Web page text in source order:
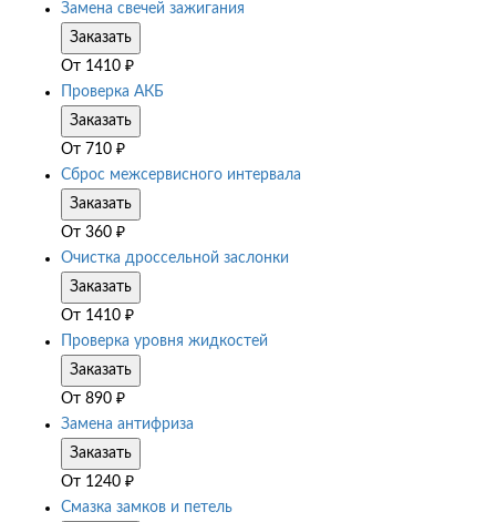
Замена свечей зажигания
Заказать
От 1410 ₽
Проверка АКБ
Заказать
От 710 ₽
Сброс межсервисного интервала
Заказать
От 360 ₽
Очистка дроссельной заслонки
Заказать
От 1410 ₽
Проверка уровня жидкостей
Заказать
От 890 ₽
Замена антифриза
Заказать
От 1240 ₽
Смазка замков и петель